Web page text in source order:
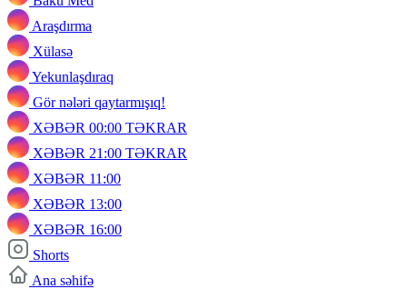
Araşdırma
Xülasə
Yekunlaşdıraq
Gör nələri qaytarmışıq!
XƏBƏR 00:00 TƏKRAR
XƏBƏR 21:00 TƏKRAR
XƏBƏR 11:00
XƏBƏR 13:00
XƏBƏR 16:00
Shorts
Ana səhifə